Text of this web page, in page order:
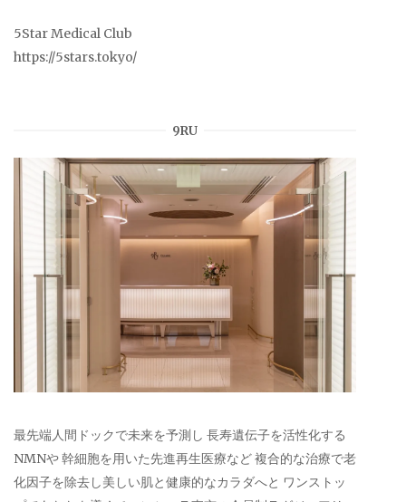
5Star Medical Club
https://5stars.tokyo/
9RU
最先端人間ドックで未来を予測し 長寿遺伝子を活性化する
NMNや 幹細胞を用いた先進再生医療など 複合的な治療で老
化因子を除去し美しい肌と健康的なカラダへと ワンストッ